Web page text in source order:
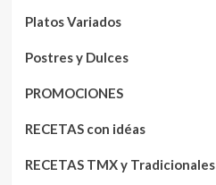
Platos Variados
Postres y Dulces
PROMOCIONES
RECETAS con idéas
RECETAS TMX y Tradicionales